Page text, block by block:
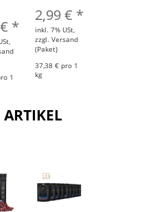
*
1
2,99 € *
inkl. 7% USt,
zzgl. Versand
(Paket)
37,38 € pro 1
kg